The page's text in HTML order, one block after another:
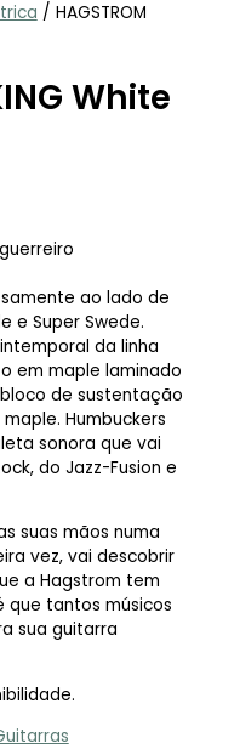
/ HAGSTROM
White
ao lado de
e Super Swede.
da linha
em maple laminado
de sustentação
Humbuckers
sonora que vai
do Jazz-Fusion e
suas mãos numa
vez, vai descobrir
a Hagstrom tem
que tantos músicos
sua guitarra